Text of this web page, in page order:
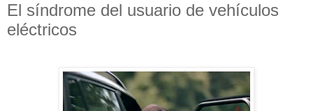
El síndrome del usuario de vehículos
eléctricos